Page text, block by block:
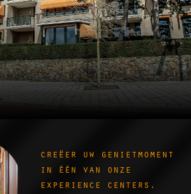
creëer uw genietmoment
in één van onze
experience centers.